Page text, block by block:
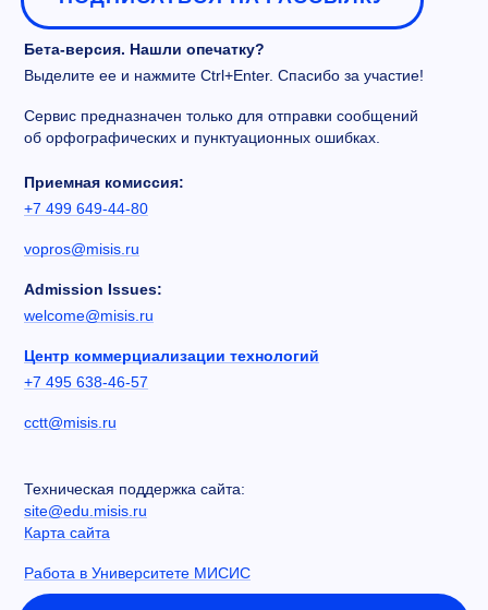
Бета-версия. Нашли опечатку?
Выделите ее и нажмите Ctrl+Enter. Спасибо за участие!
Сервис предназначен только для отправки сообщений
об орфографических и пунктуационных ошибках.
Приемная комиссия:
+7 499 649-44-80
vopros@misis.ru
Admission Issues:
welcome@misis.ru
Центр коммерциализации технологий
+7 495 638-46-57
cctt@misis.ru
Техническая поддержка сайта:
site@edu.misis.ru
Карта сайта
Работа в Университете МИСИС